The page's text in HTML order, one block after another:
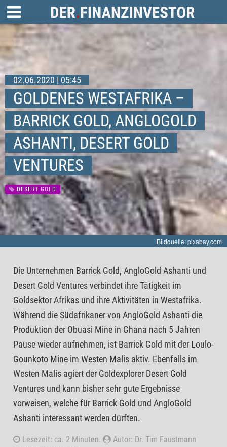
02.06.2020 | 05:45
GOLDENES WESTAFRIKA –
BARRICK GOLD, ANGLOGOLD
ASHANTI, DESERT GOLD
VENTURES
DESERT GOLD
Bildquelle: pixabay.com
Die Unternehmen Barrick Gold, AngloGold Ashanti und
Desert Gold Ventures verbindet ihre Tätigkeit im
Goldsektor Afrikas und ihre Aktivitäten in Westafrika.
Während die Südafrikaner von AngloGold Ashanti die
Produktion der Obuasi Mine in Ghana nach 5 Jahren
Pause wieder aufnehmen, ist Barrick Gold mit der Loulo-
Gounkoto Mine im Westen Malis aktiv. Ebenfalls im
Westen Malis agiert der Goldexplorer Desert Gold
Ventures und kann bisher sehr gute Ergebnisse
vorweisen, welche für Barrick Gold und AngloGold
Ashanti interessant werden dürften.
Lesezeit: ca. 2 Minuten.
Autor: Dr. Tim Faustmann